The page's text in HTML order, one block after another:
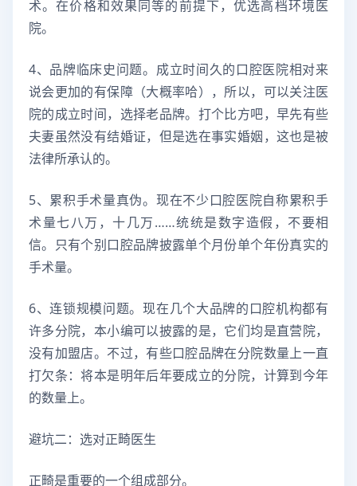
术。在价格和效果同等的前提下，优选高档环境医
院。
4、品牌临床史问题。成立时间久的口腔医院相对来
说会更加的有保障（大概率哈），所以，可以关注医
院的成立时间，选择老品牌。打个比方吧，早先有些
夫妻虽然没有结婚证，但是选在事实婚姻，这也是被
法律所承认的。
5、累积手术量真伪。现在不少口腔医院自称累积手
术量七八万，十几万……统统是数字造假，不要相
信。只有个别口腔品牌披露单个月份单个年份真实的
手术量。
6、连锁规模问题。现在几个大品牌的口腔机构都有
许多分院，本小编可以披露的是，它们均是直营院，
没有加盟店。不过，有些口腔品牌在分院数量上一直
打欠条：将本是明年后年要成立的分院，计算到今年
的数量上。
避坑二：选对正畸医生
正畸是重要的一个组成部分。